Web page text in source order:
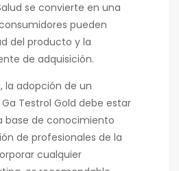
se convierte en una
pueden
del producto y la
de adquisición.
la adopción de un
Testrol Gold debe estar
base de conocimiento
de profesionales de la
cualquier